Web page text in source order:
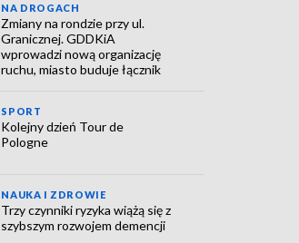
NA DROGACH
Zmiany na rondzie przy ul.
Granicznej. GDDKiA
wprowadzi nową organizację
ruchu, miasto buduje łącznik
SPORT
Kolejny dzień Tour de
Pologne
NAUKA I ZDROWIE
Trzy czynniki ryzyka wiążą się z
szybszym rozwojem demencji